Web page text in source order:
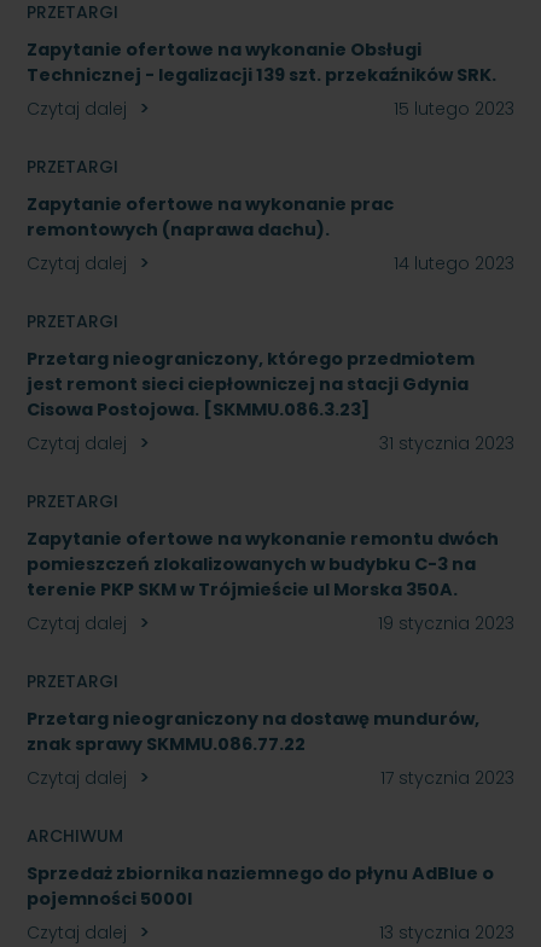
PRZETARGI
Zapytanie ofertowe na wykonanie Obsługi
Technicznej - legalizacji 139 szt. przekaźników SRK.
Czytaj dalej
15 lutego 2023
PRZETARGI
Zapytanie ofertowe na wykonanie prac
remontowych (naprawa dachu).
Czytaj dalej
14 lutego 2023
PRZETARGI
Przetarg nieograniczony, którego przedmiotem
jest remont sieci ciepłowniczej na stacji Gdynia
Cisowa Postojowa. [SKMMU.086.3.23]
Czytaj dalej
31 stycznia 2023
PRZETARGI
Zapytanie ofertowe na wykonanie remontu dwóch
pomieszczeń zlokalizowanych w budybku C-3 na
terenie PKP SKM w Trójmieście ul Morska 350A.
Czytaj dalej
19 stycznia 2023
PRZETARGI
Przetarg nieograniczony na dostawę mundurów,
znak sprawy SKMMU.086.77.22
Czytaj dalej
17 stycznia 2023
ARCHIWUM
Sprzedaż zbiornika naziemnego do płynu AdBlue o
pojemności 5000l
Czytaj dalej
13 stycznia 2023